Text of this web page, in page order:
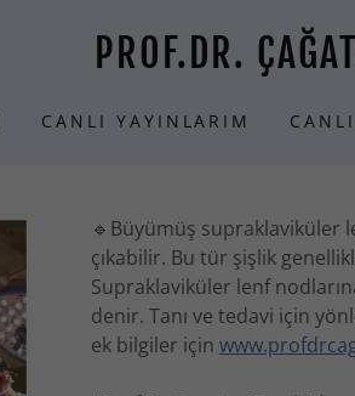
PROF.DR.
CANLI YAYINLARIM
🔹Büyümüş supraklaviküler
çıkabilir. Bu tür şişlik
Supraklaviküler lenf
denir. Tanı ve tedavi için
ek bilgiler için